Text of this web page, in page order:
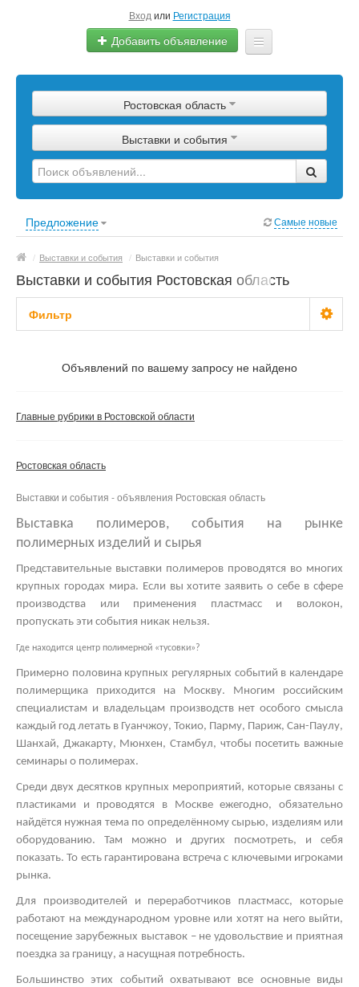
Вход или Регистрация
Добавить объявление
Сырье
Изделия
Оборудование
Ростовская область
Выставки и события
Предложение Самые новые
/ Выставки и события / Выставки и события
Выставки и события Ростовская область
Фильтр
Не важно
Частные
Применить Сбросить фильтр
Объявлений по вашему запросу не найдено
Главные рубрики в Ростовской области
Ростовская область
Выставки и события - объявления Ростовская область
Выставка полимеров, события на рынке
полимерных изделий и сырья
Представительные выставки полимеров проводятся во многих
крупных городах мира. Если вы хотите заявить о себе в сфере
производства или применения пластмасс и волокон,
пропускать эти события никак нельзя.
Где находится центр полимерной «тусовки»?
Примерно половина крупных регулярных событий в календаре
полимерщика приходится на Москву. Многим российским
специалистам и владельцам производств нет особого смысла
каждый год летать в Гуанчжоу, Токио, Парму, Париж, Сан-Паулу,
Шанхай, Джакарту, Мюнхен, Стамбул, чтобы посетить важные
семинары о полимерах.
Среди двух десятков крупных мероприятий, которые связаны с
пластиками и проводятся в Москве ежегодно, обязательно
найдётся нужная тема по определённому сырью, изделиям или
оборудованию. Там можно и других посмотреть, и себя
показать. То есть гарантирована встреча с ключевыми игроками
рынка.
Для производителей и переработчиков пластмасс, которые
работают на международном уровне или хотят на него выйти,
посещение зарубежных выставок – не удовольствие и приятная
поездка за границу, а насущная потребность.
Большинство этих событий охватывают все основные виды